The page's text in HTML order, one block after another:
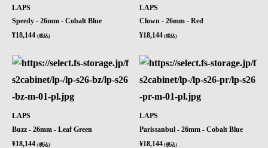
LAPS
Speedy - 26mm - Cobalt Blue
¥18,144 (税込)
LAPS
Clown - 26mm - Red
¥18,144 (税込)
LAPS
Buzz - 26mm - Leaf Green
¥18,144 (税込)
LAPS
Paristanbul - 26mm - Cobalt Blue
¥18,144 (税込)